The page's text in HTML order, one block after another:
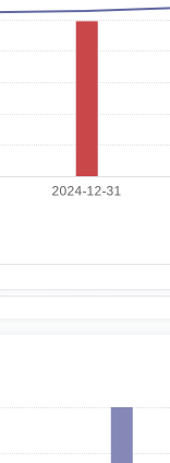
导师，现任辽宁大学新华
建设处处长、发展规划处
业资格证书。曾任广发
(自2011年9月20日起任
理(自2022年6月13日起